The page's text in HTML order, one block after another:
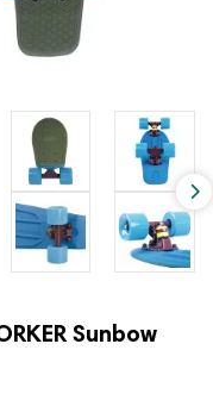
Sunbow